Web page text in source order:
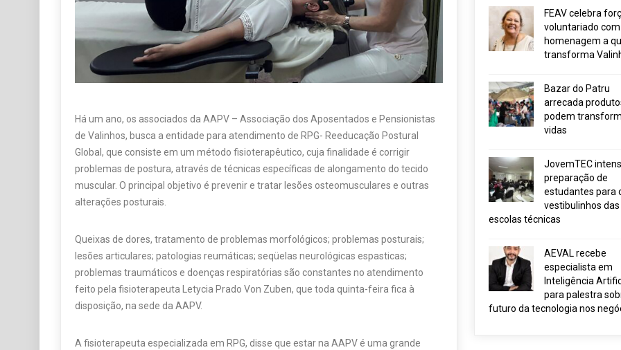
Há um ano, os associados da AAPV – Associação dos Aposentados e Pensionistas
de Valinhos, busca a entidade para atendimento de RPG- Reeducação Postural
Global, que consiste em um método fisioterapêutico, cuja finalidade é corrigir
problemas de postura, através de técnicas específicas de alongamento do tecido
muscular. O principal objetivo é prevenir e tratar lesões osteomusculares e outras
alterações posturais.
Queixas de dores, tratamento de problemas morfológicos; problemas posturais;
lesões articulares; patologias reumáticas; seqüelas neurológicas espasticas;
problemas traumáticos e doenças respiratórias são constantes no atendimento
feito pela fisioterapeuta Letycia Prado Von Zuben, que toda quinta-feira fica à
disposição, na sede da AAPV.
A fisioterapeuta especializada em RPG, disse que estar na AAPV é uma grande
FEAV celebra
voluntariado com
homenagem a
transforma
Bazar do Patru
arrecada
podem
vidas
JovemTEC
preparação de
estudantes para
vestibulinhos das
escolas técnicas
AEVAL recebe
especialista em
Inteligência
para palestra
futuro da tecnologia nos